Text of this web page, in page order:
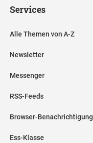
Services
Alle Themen von A-Z
Newsletter
Messenger
RSS-Feeds
Browser-Benachrichtigung
Ess-Klasse